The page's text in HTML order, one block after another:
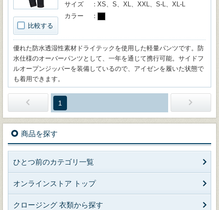
比較する
サイズ
XS、S、XL、XXL、S-L、XL-L
カラー
優れた防水透湿性素材ドライテックを使用した軽量パンツです。防
水仕様のオーバーパンツとして、一年を通じて携行可能。サイドフ
ルオープンジッパーを装備しているので、アイゼンを履いた状態で
も着用できます。
1
商品を探す
ひとつ前のカテゴリ一覧
オンラインストア トップ
クロージング 衣類から探す